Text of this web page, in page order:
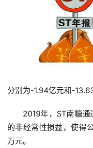
分别为-1.94亿元和-
2019年，ST南糖
的非经常性损益，使得
万元。